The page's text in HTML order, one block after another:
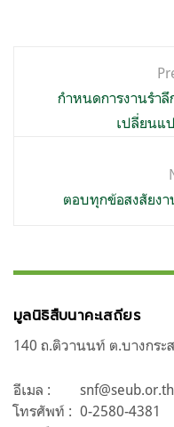
เรื่องกำหนดการงานรำลึ
เปลี่ยนแ
ตอบทุกข้อสงสัยงา
มูลนิธิสืบนาคะเสถียร
140 ถ.ติวานนท์ ต.บางกร
อีเมล :
snf@seub.or.th
โทรศัพท์ : 0-2580-4381